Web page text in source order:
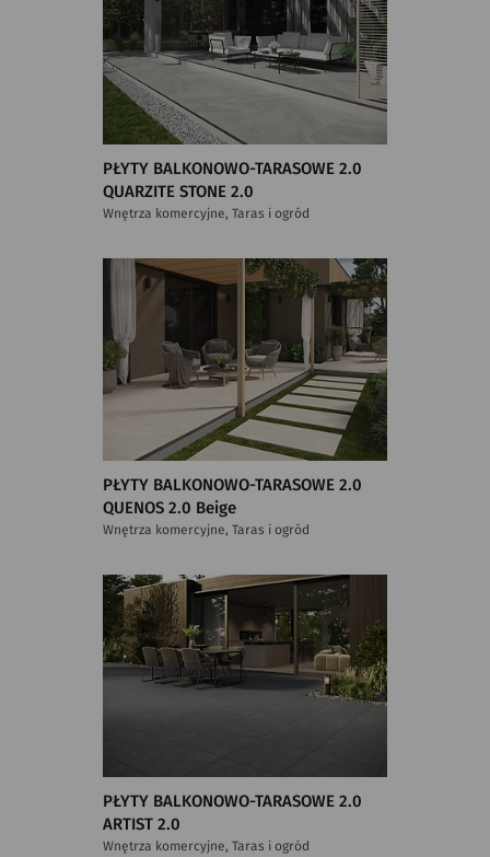
PŁYTY BALKONOWO-TARASOWE 2.0
QUARZITE STONE 2.0
Wnętrza komercyjne, Taras i ogród
PŁYTY BALKONOWO-TARASOWE 2.0
QUENOS 2.0 Beige
Wnętrza komercyjne, Taras i ogród
PŁYTY BALKONOWO-TARASOWE 2.0
ARTIST 2.0
Wnętrza komercyjne, Taras i ogród